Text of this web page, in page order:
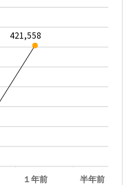
１年前 半年前
421,558